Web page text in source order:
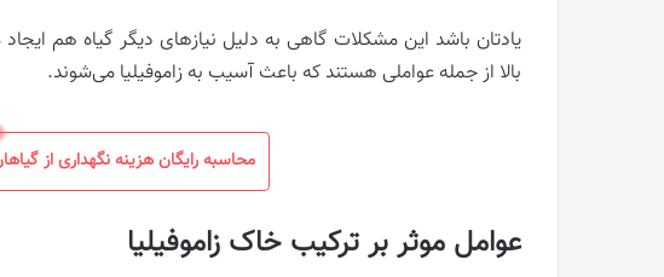
یادتان باشد این مشکلات گاهی به دلیل نیازهای دیگر گیاه هم
بالا از جمله عواملی هستند که باعث آسیب به زاموفیلیا می‌شوند.
محاسبه رایگان هزینه نگهداری از
عوامل موثر بر ترکیب خاک زاموفیلیا